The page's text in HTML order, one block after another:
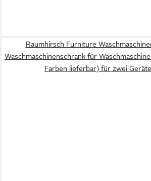
Raumhirsch Furniture
Waschmaschinenschrank für
Farben lieferbar) für zwei